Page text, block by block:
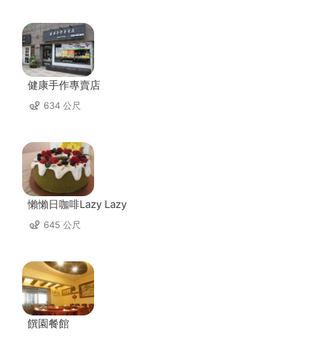
健康手作專賣店
634 公尺
懶懶日咖啡Lazy Lazy
645 公尺
饌園餐館